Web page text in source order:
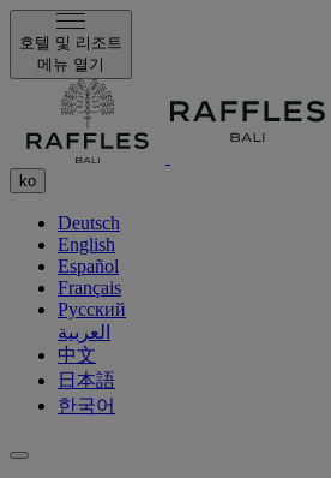
호텔 및 리조트
메뉴 열기
ko
Deutsch
English
Español
Français
Русский
العربية
中文
日本語
한국어